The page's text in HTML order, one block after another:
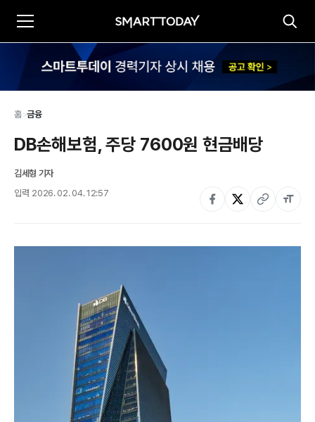
홈>금융
DB손해보험, 주당 7600원 현금배당
김세형 기자
입력 2026. 02. 04. 12:57